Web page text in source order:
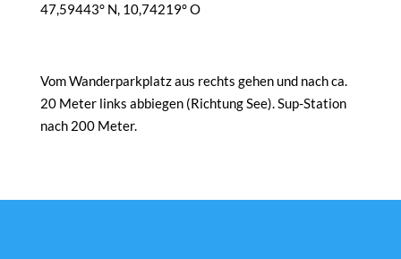
47,59443° N, 10,74219° O
Vom Wanderparkplatz aus rechts gehen und nach ca.
20 Meter links abbiegen (Richtung See). Sup-Station
nach 200 Meter.